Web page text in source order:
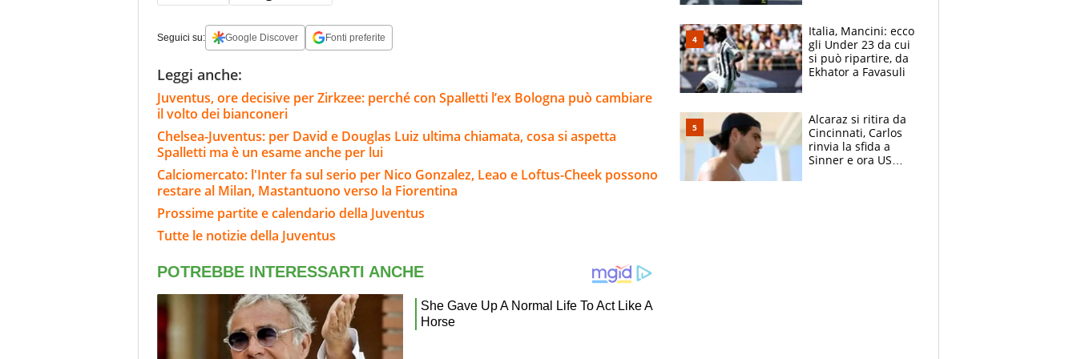
Seguici su: Google Discover Fonti preferite
Leggi anche:
Juventus, ore decisive per Zirkzee: perché con Spalletti l’ex Bologna può cambiare
il volto dei bianconeri
Chelsea-Juventus: per David e Douglas Luiz ultima chiamata, cosa si aspetta
Spalletti ma è un esame anche per lui
Calciomercato: l'Inter fa sul serio per Nico Gonzalez, Leao e Loftus-Cheek possono
restare al Milan, Mastantuono verso la Fiorentina
Prossime partite e calendario della Juventus
Tutte le notizie della Juventus
Italia, Mancini: ecco
gli Under 23 da cui
si può ripartire, da
Ekhator a Favasuli
Alcaraz si ritira da
Cincinnati, Carlos
rinvia la sfida a
Sinner e ora US